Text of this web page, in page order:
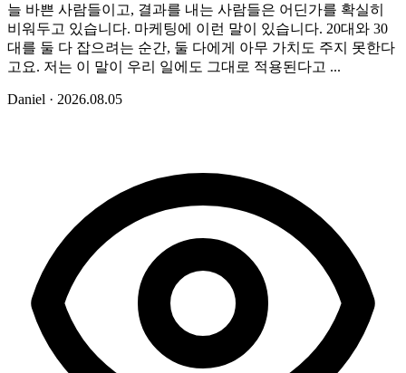
늘 바쁜 사람들이고, 결과를 내는 사람들은 어딘가를 확실히
비워두고 있습니다. 마케팅에 이런 말이 있습니다. 20대와 30
대를 둘 다 잡으려는 순간, 둘 다에게 아무 가치도 주지 못한다
고요. 저는 이 말이 우리 일에도 그대로 적용된다고 ...
Daniel · 2026.08.05